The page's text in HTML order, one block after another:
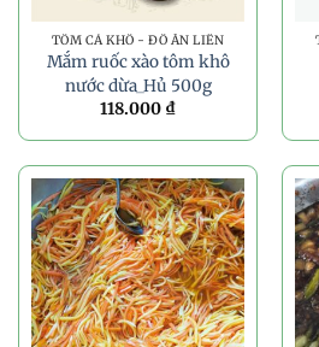
TÔM CÁ KHÔ - ĐỒ ĂN LIỀN
Mắm ruốc xào tôm khô
nước dừa_Hủ 500g
118.000 ₫